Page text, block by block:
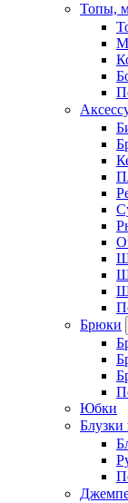
Топы,
Брюки
Юбки